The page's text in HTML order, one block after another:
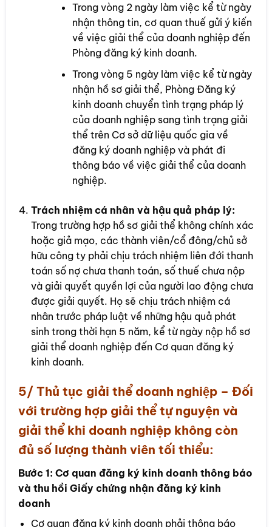
Trong vòng 2 ngày làm việc kể từ ngày
nhận thông tin, cơ quan thuế gửi ý kiến
về việc giải thể của doanh nghiệp đến
Phòng đăng ký kinh doanh.
Trong vòng 5 ngày làm việc kể từ ngày
nhận hồ sơ giải thể, Phòng Đăng ký
kinh doanh chuyển tình trạng pháp lý
của doanh nghiệp sang tình trạng giải
thể trên Cơ sở dữ liệu quốc gia về
đăng ký doanh nghiệp và phát đi
thông báo về việc giải thể của doanh
nghiệp.
Trách nhiệm cá nhân và hậu quả pháp lý:
Trong trường hợp hồ sơ giải thể không chính xác
hoặc giả mạo, các thành viên/cổ đông/chủ sở
hữu công ty phải chịu trách nhiệm liên đới thanh
toán số nợ chưa thanh toán, số thuế chưa nộp
và giải quyết quyền lợi của người lao động chưa
được giải quyết. Họ sẽ chịu trách nhiệm cá
nhân trước pháp luật về những hậu quả phát
sinh trong thời hạn 5 năm, kể từ ngày nộp hồ sơ
giải thể doanh nghiệp đến Cơ quan đăng ký
kinh doanh.
5/ Thủ tục giải thể doanh nghiệp – Đối
với trường hợp giải thể tự nguyện và
giải thể khi doanh nghiệp không còn
đủ số lượng thành viên tối thiểu:
Bước 1: Cơ quan đăng ký kinh doanh thông báo
và thu hồi Giấy chứng nhận đăng ký kinh
doanh
Cơ quan đăng ký kinh doanh phải thông báo